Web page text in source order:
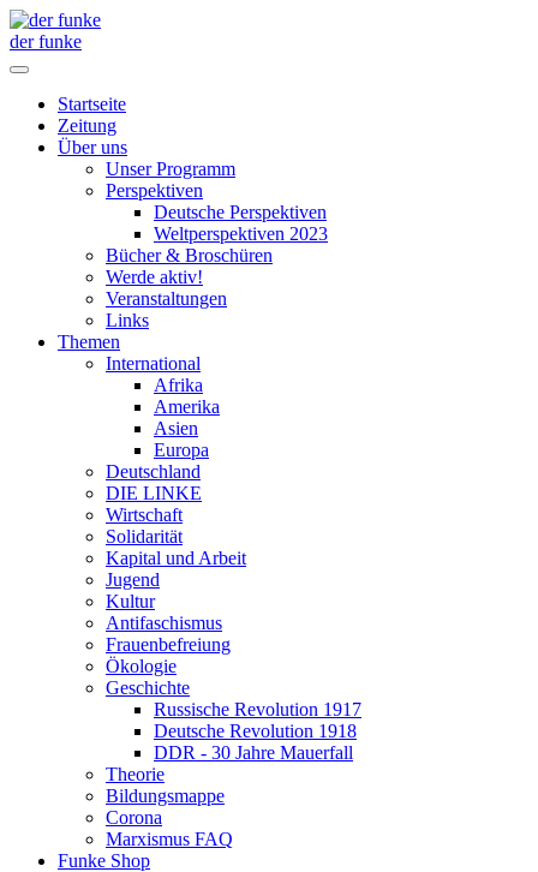
der funke
Startseite
Zeitung
Über uns
Unser Programm
Perspektiven
Deutsche Perspektiven
Weltperspektiven 2023
Bücher & Broschüren
Werde aktiv!
Veranstaltungen
Links
Themen
International
Afrika
Amerika
Asien
Europa
Deutschland
DIE LINKE
Wirtschaft
Solidarität
Kapital und Arbeit
Jugend
Kultur
Antifaschismus
Frauenbefreiung
Ökologie
Geschichte
Russische Revolution 1917
Deutsche Revolution 1918
DDR - 30 Jahre Mauerfall
Theorie
Bildungsmappe
Corona
Marxismus FAQ
Funke Shop